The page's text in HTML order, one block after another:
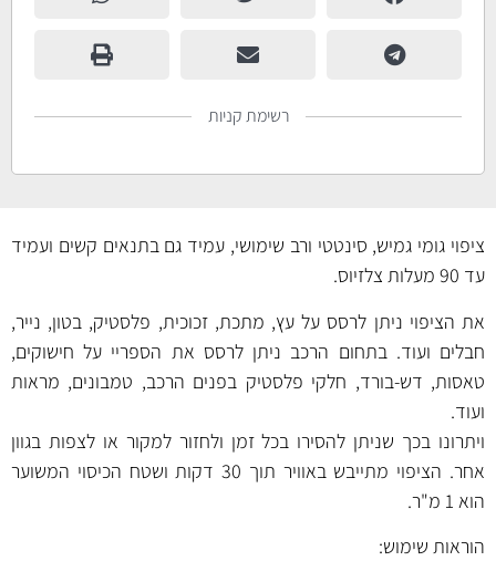
רשימת קניות
ציפוי גומי גמיש, סינטטי ורב שימושי, עמיד גם בתנאים קשים ועמיד
עד 90 מעלות צלזיוס.
את הציפוי ניתן לרסס על עץ, מתכת, זכוכית, פלסטיק, בטון, נייר,
חבלים ועוד. בתחום הרכב ניתן לרסס את הספריי על חישוקים,
טאסות, דש-בורד, חלקי פלסטיק בפנים הרכב, טמבונים, מראות
ועוד.
ויתרונו בכך שניתן להסירו בכל זמן ולחזור למקור או לצפות בגוון
אחר. הציפוי מתייבש באוויר תוך 30 דקות ושטח הכיסוי המשוער
הוא 1 מ"ר.
הוראות שימוש: